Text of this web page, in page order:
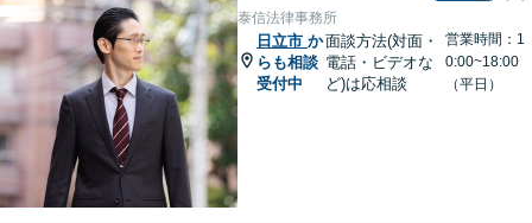
泰信法律事務所
日立市 か
らも相談
受付中
面談方法(対面・
電話・ビデオな
ど)は応相談
営業時間：1
0:00~18:00
（平日）